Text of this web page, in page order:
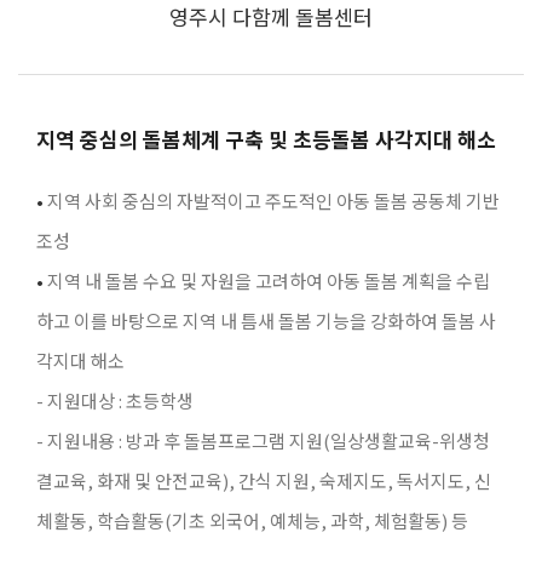
영주시 다함께 돌봄센터
지역 중심의 돌봄체계 구축 및 초등돌봄 사각지대 해소
•지역 사회 중심의 자발적이고 주도적인 아동 돌봄 공동체 기반
조성
•지역 내 돌봄 수요 및 자원을 고려하여 아동 돌봄 계획을 수립
하고 이를 바탕으로 지역 내 틈새 돌봄 기능을 강화하여 돌봄 사
각지대 해소
- 지원대상 : 초등학생
- 지원내용 : 방과 후 돌봄프로그램 지원(일상생활교육-위생청
결교육, 화재 및 안전교육), 간식 지원, 숙제지도, 독서지도, 신
체활동, 학습활동(기초 외국어, 예체능, 과학, 체험활동) 등